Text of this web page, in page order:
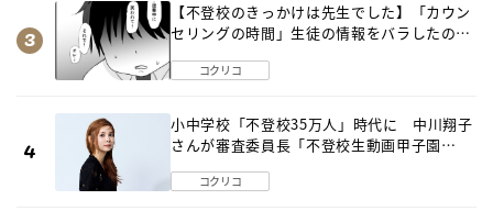
【不登校のきっかけは先生でした】「カウン
セリングの時間」生徒の情報をバラしたの
コクリコ
小中学校「不登校35万人」時代に 中川翔子
さんが審査委員長「不登校生動画甲子園
コクリコ